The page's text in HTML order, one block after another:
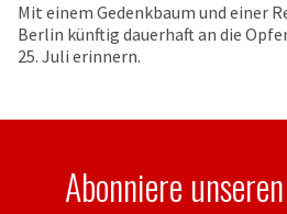
Mit einem Gedenkbaum und einer
Berlin künftig dauerhaft an die
25. Juli erinnern.
Abonniere